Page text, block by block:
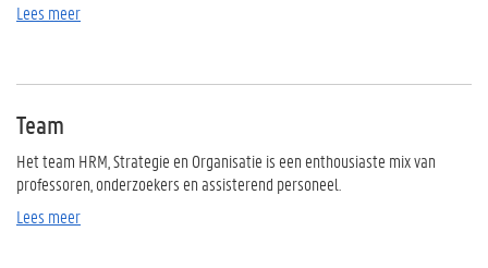
Lees meer
Team
Het team HRM, Strategie en Organisatie is een enthousiaste mix van
professoren, onderzoekers en assisterend personeel.
Lees meer